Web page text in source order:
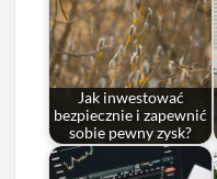
Jak inwestować
bezpiecznie i zapewnić
sobie pewny zysk?